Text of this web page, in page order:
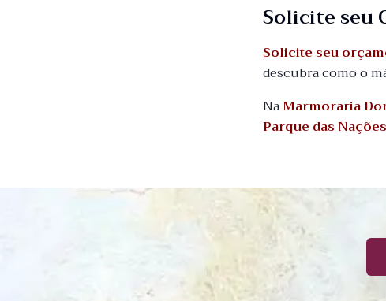
Solicite seu
Solicite seu
descubra como o
NaMarmoraria
Parque das Nações